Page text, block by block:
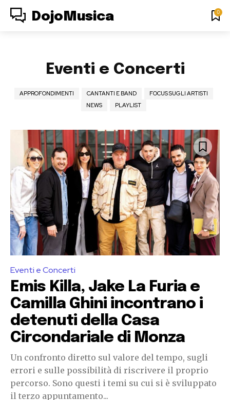
DojoMusica 0
Eventi e Concerti
APPROFONDIMENTI CANTANTI E BAND
FOCUS SUGLI ARTISTI
NEWS
PLAYLIST
Eventi e Concerti
Emis Killa, Jake La Furia e
Camilla Ghini incontrano i
detenuti della Casa
Circondariale di Monza
Un confronto diretto sul valore del tempo, sugli
errori e sulle possibilità di riscrivere il proprio
percorso. Sono questi i temi su cui si è sviluppato
il terzo appuntamento...